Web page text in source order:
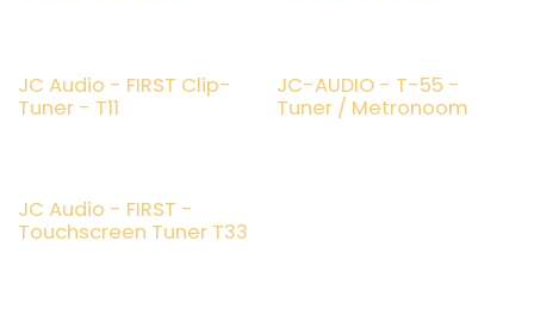
JC Audio - FIRST Clip-
Tuner - T11
JC-AUDIO - T-55 -
Tuner / Metronoom
JC Audio - FIRST -
Touchscreen Tuner T33